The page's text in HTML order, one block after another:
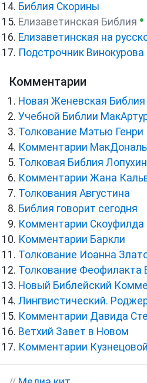
Библия Скорины
Елизаветинская Библия ●
Елизаветинская на
Подстрочник Винокурова
Комментарии
Новая Женевская Библия
Учебной Библии
Толкование Мэтью Генри
Комментарии
Толковая Библия
Комментарии Жана
Толкования Августина
Библия говорит сегодня
Комментарии Скоуфилда
Комментарии Баркли
Толкование Иоанна
Толкование Феофилакта
Новый Библейский
Лингвистический.
Комментарии Давида
Ветхий Завет в Новом
Комментарии Кузнецовой